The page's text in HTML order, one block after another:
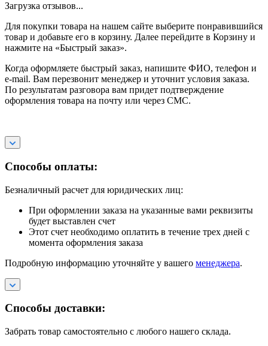
Загрузка отзывов...
Для покупки товара на нашем сайте выберите понравившийся
товар и добавьте его в корзину. Далее перейдите в Корзину и
нажмите на «Быстрый заказ».
Когда оформляете быстрый заказ, напишите ФИО, телефон и
e-mail. Вам перезвонит менеджер и уточнит условия заказа.
По результатам разговора вам придет подтверждение
оформления товара на почту или через СМС.
Способы оплаты:
Безналичный расчет для юридических лиц:
При оформлении заказа на указанные вами реквизиты
будет выставлен счет
Этот счет необходимо оплатить в течение трех дней с
момента оформления заказа
Подробную информацию уточняйте у вашего менеджера.
Способы доставки:
Забрать товар самостоятельно с любого нашего склада.